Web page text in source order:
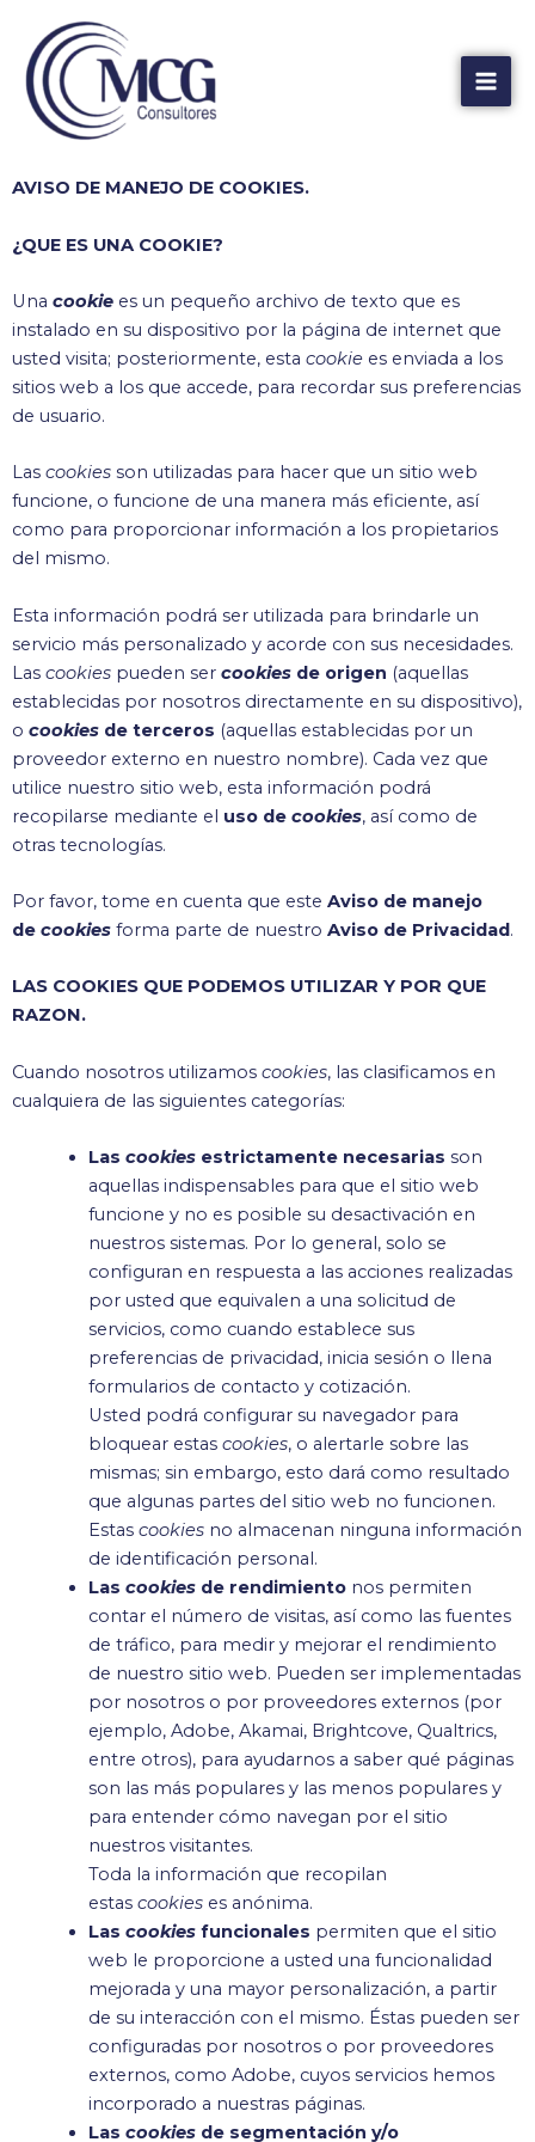
contenido
AVISO DE MANEJO DE COOKIES.
¿QUE ES UNA COOKIE?
Una cookie es un pequeño archivo de texto que es
instalado en su dispositivo por la página de internet que
usted visita; posteriormente, esta cookie es enviada a los
sitios web a los que accede, para recordar sus preferencias
de usuario.
Las cookies son utilizadas para hacer que un sitio web
funcione, o funcione de una manera más eficiente, así
como para proporcionar información a los propietarios
del mismo.
Esta información podrá ser utilizada para brindarle un
servicio más personalizado y acorde con sus necesidades.
Las cookies pueden ser cookies de origen (aquellas
establecidas por nosotros directamente en su dispositivo),
o cookies de terceros (aquellas establecidas por un
proveedor externo en nuestro nombre). Cada vez que
utilice nuestro sitio web, esta información podrá
recopilarse mediante el uso de cookies, así como de
otras tecnologías.
Por favor, tome en cuenta que este Aviso de manejo
de cookies forma parte de nuestro Aviso de Privacidad.
LAS COOKIES QUE PODEMOS UTILIZAR Y POR QUE
RAZON.
Cuando nosotros utilizamos cookies, las clasificamos en
cualquiera de las siguientes categorías:
Las cookies estrictamente necesarias son
aquellas indispensables para que el sitio web
funcione y no es posible su desactivación en
nuestros sistemas. Por lo general, solo se
configuran en respuesta a las acciones realizadas
por usted que equivalen a una solicitud de
servicios, como cuando establece sus
preferencias de privacidad, inicia sesión o llena
formularios de contacto y cotización.
Usted podrá configurar su navegador para
bloquear estas cookies, o alertarle sobre las
mismas; sin embargo, esto dará como resultado
que algunas partes del sitio web no funcionen.
Estas cookiesno almacenan ninguna información
de identificación personal.
Las cookies de rendimientonos permiten
contar el número de visitas, así como las fuentes
de tráfico, para medir y mejorar el rendimiento
de nuestro sitio web. Pueden ser implementadas
por nosotros o por proveedores externos (por
ejemplo, Adobe, Akamai, Brightcove, Qualtrics,
entre otros), para ayudarnos a saber qué páginas
son las más populares y las menos populares y
para entender cómo navegan por el sitio
nuestros visitantes.
Toda la información que recopilan
estas cookieses anónima.
Las cookiesfuncionales permiten que el sitio
web le proporcione a usted una funcionalidad
mejorada y una mayor personalización, a partir
de su interacción con el mismo. Éstas pueden ser
configuradas por nosotros o por proveedores
externos, como Adobe, cuyos servicios hemos
incorporado a nuestras páginas.
Las cookies de segmentación y/o